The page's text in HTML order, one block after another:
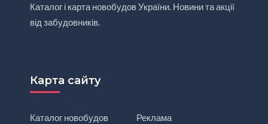
Каталог і карта новобудов України. Новини та акції
від забудовників.
Карта сайту
Каталог новобудов Реклама